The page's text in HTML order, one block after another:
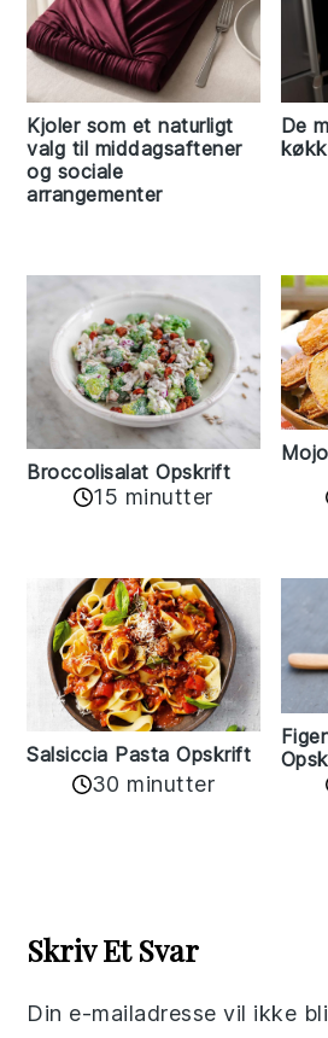
Kjoler som et naturligt
valg til middagsaftener
og sociale
arrangementer
De
Broccolisalat Opskrift
15 minutter
Salsiccia Pasta Opskrift
30 minutter
Interactions
Skriv Et Svar
Din e-mailadresse vil ikke